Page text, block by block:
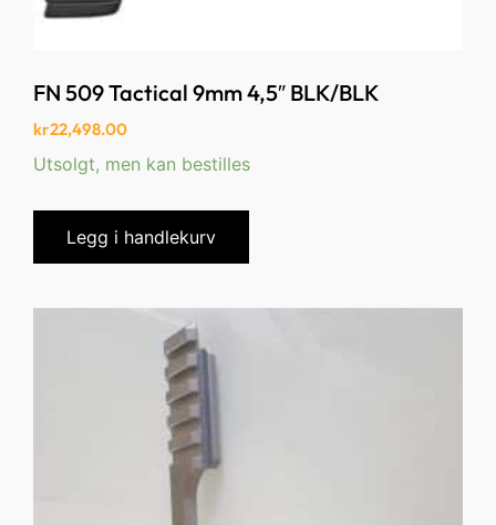
FN 509 Tactical 9mm 4,5″ BLK/BLK
kr22,498.00
Utsolgt, men kan bestilles
Legg i handlekurv